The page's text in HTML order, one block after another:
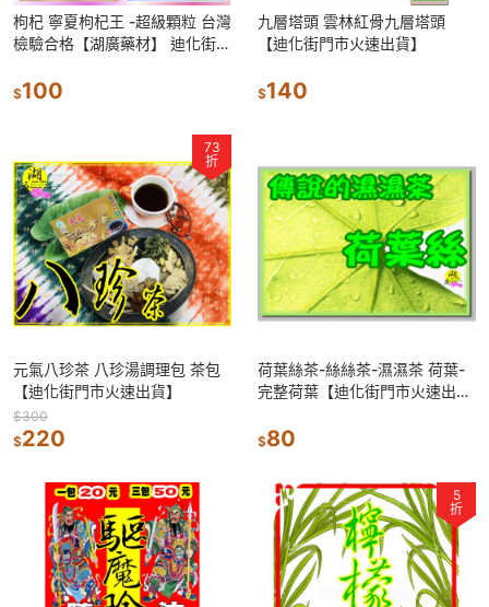
枸杞 寧夏枸杞王 -超級顆粒 台灣
檢驗合格【湖廣藥材】 迪化街一
$100
九層塔頭 雲林紅骨九層塔頭
【迪化街門市火速出貨】
$140
73
折
元氣八珍茶 八珍湯調理包 茶包
【迪化街門市火速出貨】
$300
$220
荷葉絲茶-絲絲茶-濕濕茶 荷葉-
完整荷葉【迪化街門市火速出
$80
5
折